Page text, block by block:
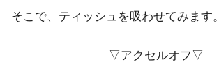
そこで、ティッシュを吸わせてみます。
▽アクセルオフ▽